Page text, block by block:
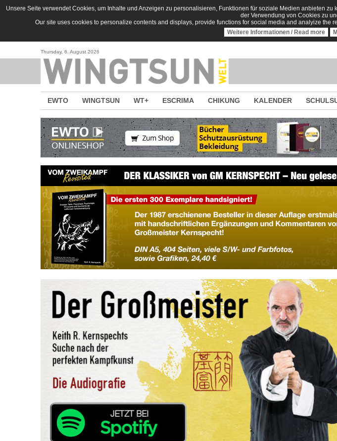
Direkt zum Inhalt
Unsere Seite verwendet Cookies, um Inhalte und Anzeigen zu personalisieren, Funktionen für soziale Medien anbieten
der Verwendung von Cookies zu
Our site uses cookies to personalize contents and displays, provide functions for social media and analyize
Weitere Informationen / Read more
Thursday, 6. August 2026
EWTO WINGTSUN WT+ ESCRIMA CHIKUNG KALENDER